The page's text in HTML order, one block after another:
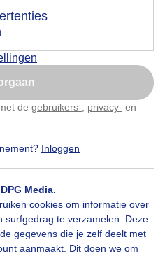
de gebruikers- privacy- en
Inloggen
Media.
cookies om informatie over
surfgedrag te verzamelen. Deze
gegevens die je zelf deelt met
aanmaakt. Dit doen we om
later
aan te passen